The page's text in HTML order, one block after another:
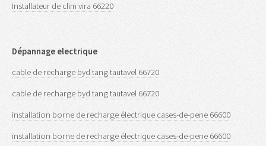
Installateur de clim vira 66220
Dépannage electrique
cable de recharge byd tang tautavel 66720
cable de recharge byd tang tautavel 66720
installation borne de recharge électrique cases-de-pene 66600
installation borne de recharge électrique cases-de-pene 66600